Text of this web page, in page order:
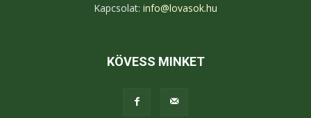
Kapcsolat: info@lovasok.hu
KÖVESS MINKET